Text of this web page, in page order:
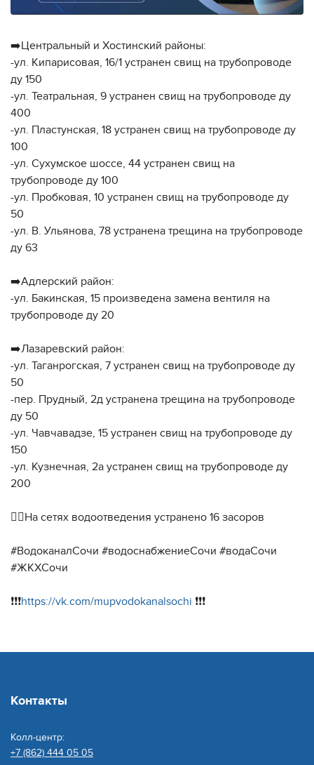
➡️Центральный и Хостинский районы:
-ул. Кипарисовая, 16/1 устранен свищ на трубопроводе
ду 150
-ул. Театральная, 9 устранен свищ на трубопроводе ду
400
-ул. Пластунская, 18 устранен свищ на трубопроводе ду
100
-ул. Сухумское шоссе, 44 устранен свищ на
трубопроводе ду 100
-ул. Пробковая, 10 устранен свищ на трубопроводе ду
50
-ул. В. Ульянова, 78 устранена трещина на трубопроводе
ду 63
➡️Адлерский район:
-ул. Бакинская, 15 произведена замена вентиля на
трубопроводе ду 20
➡️Лазаревский район:
-ул. Таганрогская, 7 устранен свищ на трубопроводе ду
50
-пер. Прудный, 2д устранена трещина на трубопроводе
ду 50
-ул. Чавчавадзе, 15 устранен свищ на трубопроводе ду
150
-ул. Кузнечная, 2а устранен свищ на трубопроводе ду
200
👷‍♂️На сетях водоотведения устранено 16 засоров
#ВодоканалСочи #водоснабжениеСочи #водаСочи
#ЖКХСочи
❗️❗️❗️https://vk.com/mupvodokanalsochi ❗️❗️❗️
Контакты
Колл-центр:
+7 (862) 444 05 05